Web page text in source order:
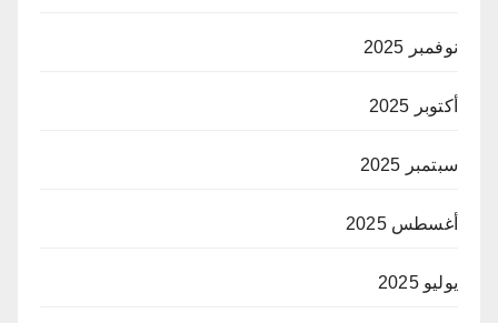
نوفمبر 2025
أكتوبر 2025
سبتمبر 2025
أغسطس 2025
يوليو 2025